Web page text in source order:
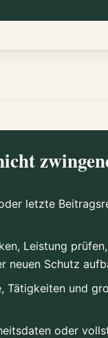
letzte
Leistung prüfen,
neuen Schutz
Tätigkeiten und
oder